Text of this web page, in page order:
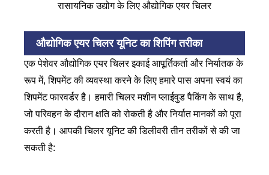
रासायनिक उद्योग के लिए औद्योगिक एयर चिलर
औद्योगिक एयर चिलर यूनिट का शिपिंग तरीका
एक पेशेवर औद्योगिक एयर चिलर इकाई आपूर्तिकर्ता और निर्यातक के
रूप में, शिपमेंट की व्यवस्था करने के लिए हमारे पास अपना स्वयं का
शिपमेंट फारवर्डर है। हमारी चिलर मशीन प्लाईवुड पैकिंग के साथ है,
जो परिवहन के दौरान क्षति को रोकती है और निर्यात मानकों को पूरा
करती है। आपकी चिलर यूनिट की डिलीवरी तीन तरीकों से की जा
सकती है: